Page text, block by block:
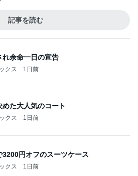
クス 1日前
円オフのスーツケース
クス 1日前
っとりウマいサラダチキン
クス 1日前